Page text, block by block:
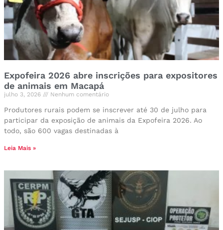
Expofeira 2026 abre inscrições para expositores
de animais em Macapá
julho 3, 2026 Nenhum comentário
Produtores rurais podem se inscrever até 30 de julho para
participar da exposição de animais da Expofeira 2026. Ao
todo, são 600 vagas destinadas à
Leia Mais »